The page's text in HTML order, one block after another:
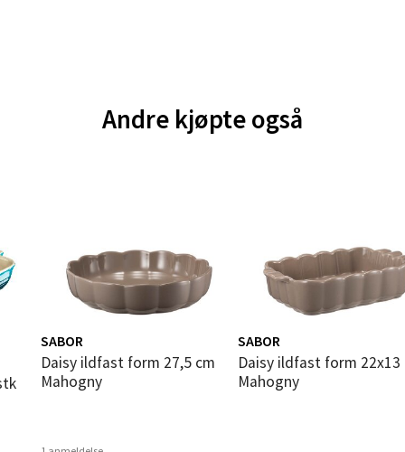
Andre kjøpte også
SABOR
Daisy ildfast form 27,5 cm
Mahogny
SABOR
Daisy ildfast form 22x13 cm
Mahogny
- Thon Senter Malmporten
1, 8514 Narvik
10-18